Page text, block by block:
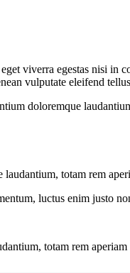
viverra egestas nisi
vulputate eleifend
doloremque
totam rem
luctus enim justo
totam rem